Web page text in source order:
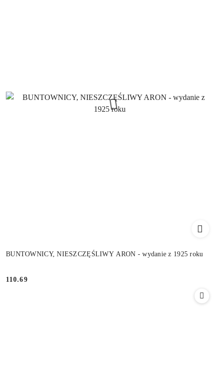
BUNTOWNICY, NIESZCZĘŚLIWY ARON - wydanie z 1925 roku
Cena:
110.69